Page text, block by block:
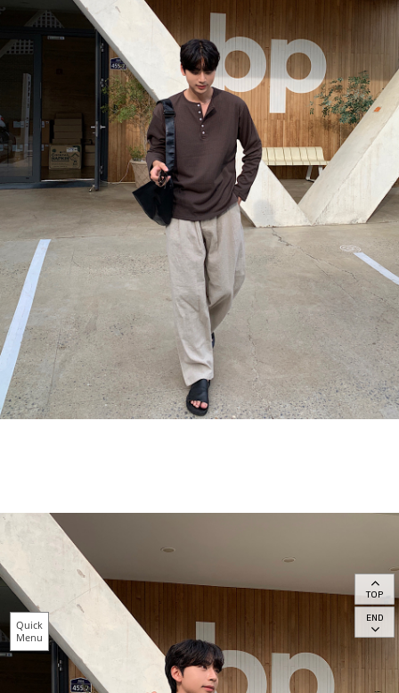
Quick
Menu
TOP
END